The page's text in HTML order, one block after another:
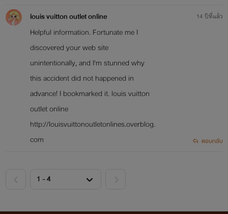
louis vuitton outlet online
Helpful information. Fortunate me I
discovered your web site
unintentionally, and I'm stunned why
this accident did not happened in
advance! I bookmarked it. louis vuitton
outlet online
http://louisvuittonoutletonlines.overblog.
com
14 ปีที่แล้ว
ตอบกลับ